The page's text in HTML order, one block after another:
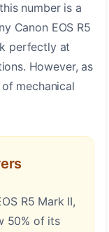
number is a
Canon EOS R5
perfectly at
However, as
mechanical
R5 Mark II,
50% of its